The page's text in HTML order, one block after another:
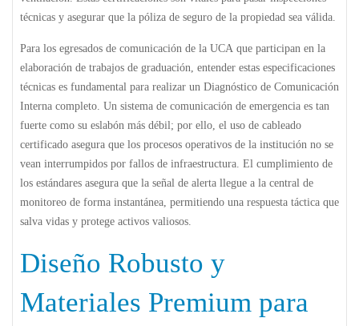
técnicas y asegurar que la póliza de seguro de la propiedad sea válida.
Para los egresados de comunicación de la UCA que participan en la
elaboración de trabajos de graduación, entender estas especificaciones
técnicas es fundamental para realizar un Diagnóstico de Comunicación
Interna completo. Un sistema de comunicación de emergencia es tan
fuerte como su eslabón más débil; por ello, el uso de cableado
certificado asegura que los procesos operativos de la institución no se
vean interrumpidos por fallos de infraestructura. El cumplimiento de
los estándares asegura que la señal de alerta llegue a la central de
monitoreo de forma instantánea, permitiendo una respuesta táctica que
salva vidas y protege activos valiosos.
Diseño Robusto y
Materiales Premium para